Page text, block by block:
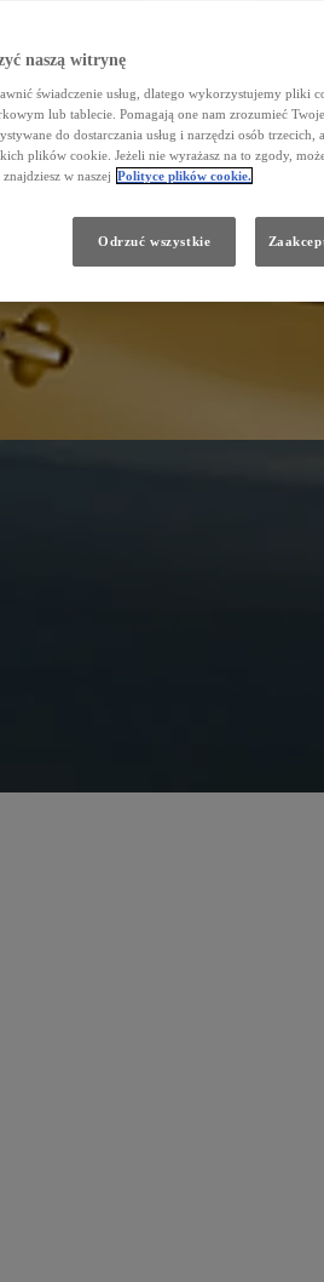
naszą witrynę
świadczenie usług, dlatego wykorzystujemy pliki
lub tablecie. Pomagają one nam zrozumieć
do dostarczania usług i narzędzi osób trzecich, a
plików cookie. Jeżeli nie wyrażasz na to zgody,
w naszej Polityce plików cookie.
Odrzuć wszystkie